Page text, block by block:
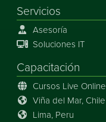
Servicios
Asesoría
Soluciones IT
Capacitación
Cursos Live Online
Viña del Mar, Chile
Lima, Peru